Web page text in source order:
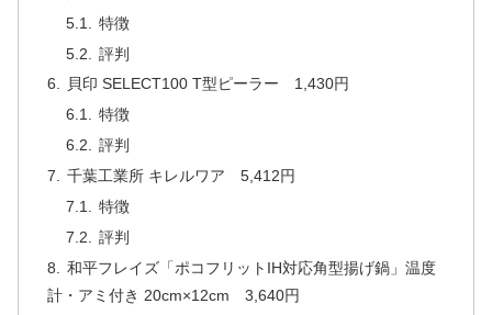
特徴
評判
貝印 SELECT100 T型ピーラー 1,430円
特徴
評判
千葉工業所 キレルワア 5,412円
特徴
評判
和平フレイズ「ポコフリットIH対応角型揚げ鍋」温度
計・アミ付き 20cm×12cm 3,640円